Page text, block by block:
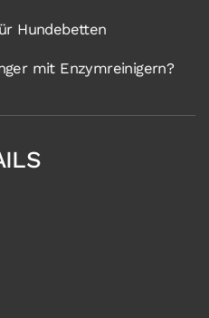
Hundebetten
mit Enzymreinigern?